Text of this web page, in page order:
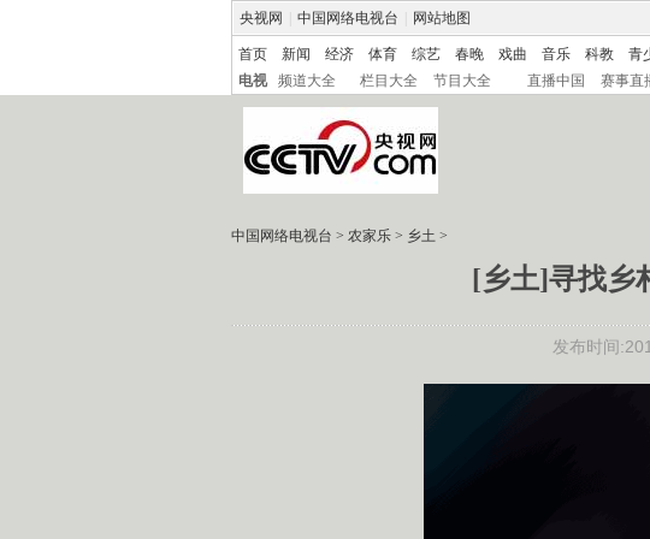
央视网 中国网络电视台 网站地图
首页 新闻 经济 体育 综艺 春晚 戏曲 音乐 科教 青
电视
频道大全 栏目大全 节目大全 直播中国 赛事直
中国网络电视台 > 农家乐 > 乡土 >
[乡土]寻找乡
发布时间